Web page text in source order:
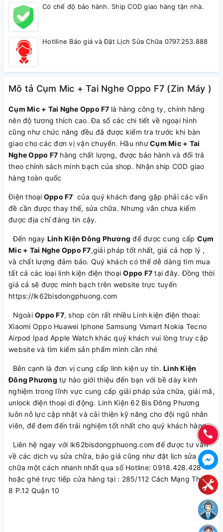
Có chế độ bảo hành. Ship COD giao hàng tận nhà.
Hotlline Báo giá và Đặt Lịch Sửa Chữa 0797.253.888
Mô tả Cụm Mic + Tai Nghe Oppo F7 (Zin Máy )
Cụm Mic + Tai Nghe Oppo F7 là hàng công ty, chính hãng
nên độ tương thích cao. Đa số các chi tiết về ngoại hình
cũng như chức năng đều đã được kiểm tra trước khi bàn
giao cho các đơn vị vận chuyển. Hầu nhưCụm Mic + Tai
Nghe Oppo F7 hàng chất lượng, được bảo hành và đổi trả
theo chính sách minh bạch của shop. Nhận ship COD giao
hàng toàn quốc
Điện thoại Oppo F7 của quý khách đang gặp phải các vấn
đề cần được thay thế, sửa chữa. Nhưng vẫn chưa kiếm
được địa chỉ đáng tin cậy.
Đến ngay Linh Kiện Đông Phương để được cung cấp Cụm
Mic + Tai Nghe Oppo F7,giải pháp tốt nhất, giá cả hợp lý ,
và chất lượng đảm bảo. Quý khách có thể dễ dàng tìm mua
tất cả các loại linh kiện điện thoạiOppo F7 tại đây. Đồng thời
giá cả sẽ được minh bạch trên website trực tuyến
https://lk62bisdongphuong.com
Ngoài Oppo F7, shop còn rất nhiều Linh kiện điện thoại:
Xiaomi Oppo Huawei Iphone Samsung Vsmart Nokia Tecno
Airpod Ipad Apple Watch khác quý khách vui lòng truy cập
website và tìm kiếm sản phẩm mình cần nhé
Bên cạnh là đơn vị cung cấp linh kiện uy tín. Linh Kiện
Đông Phương tự hào giới thiệu đến bạn với bề dày kinh
nghiệm trong lĩnh vực cung cấp giải pháp sửa chữa, giải mã,
unlock điện thoại di động. Linh Kiện 62 Bis Đông Phương
luôn nỗ lực cập nhật và cải thiện kỹ năng cho đội ngũ nhân
viên, để đem đến trải nghiệm tốt nhất cho quý khách hàng.
Liên hệ ngay với lk62bisdongphuong.com để được tư vấn
về các dịch vụ sửa chữa, báo giá cũng như đặt lịch sửa
chữa một cách nhanh nhất qua số Hotline: 0918.428.428
hoặc ghé trực tiếp cửa hàng tại : 285/112 Cách Mạng Tháng
8 P.12 Quận 10